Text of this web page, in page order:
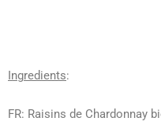
Ingredients:
FR: Raisins de Chardonnay